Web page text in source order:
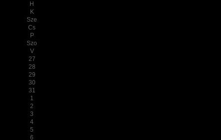
H
K
Sze
Cs
P
Szo
V
27
28
29
30
31
1
2
3
4
5
6